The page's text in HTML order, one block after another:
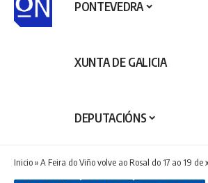
PONTEVEDRA
XUNTA DE GALICIA
DEPUTACIÓNS
Inicio»A Feira do Viño volve ao Rosal do 17 ao 19 de